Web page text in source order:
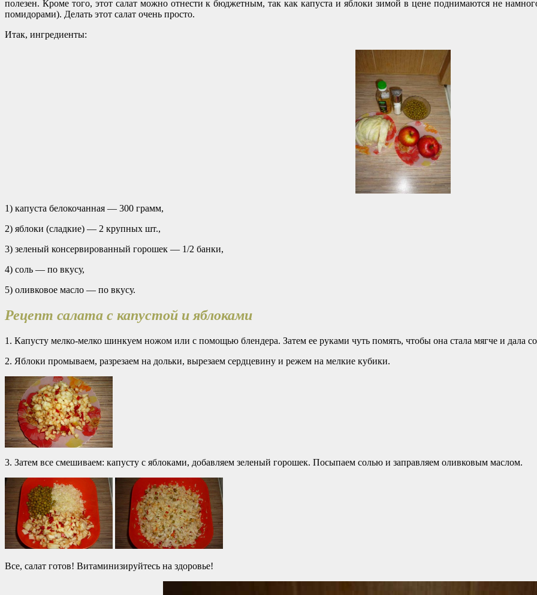
полезен. Кроме того, этот салат можно отнести к бюджетным, так как капуста и яблоки зимой в цене поднимаются не
помидорами). Делать этот салат очень просто.
Итак, ингредиенты:
1) капуста белокочанная — 300 грамм,
2) яблоки (сладкие) — 2 крупных шт.,
3) зеленый консервированный горошек — 1/2 банки,
4) соль — по вкусу,
5) оливковое масло — по вкусу.
Рецепт салата с капустой и яблоками
1. Капусту мелко-мелко шинкуем ножом или с помощью блендера. Затем ее руками чуть помять, чтобы она стала мягче и дала
2. Яблоки промываем, разрезаем на дольки, вырезаем сердцевину и режем на мелкие кубики.
3. Затем все смешиваем: капусту с яблоками, добавляем зеленый горошек. Посыпаем солью и заправляем оливковым маслом.
Все, салат готов! Витаминизируйтесь на здоровье!